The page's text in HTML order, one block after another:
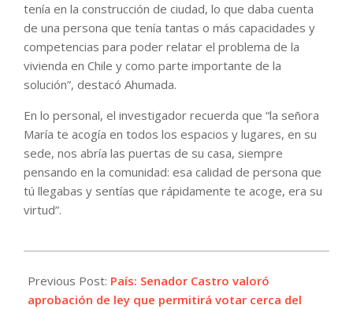
tenía en la construcción de ciudad, lo que daba cuenta
de una persona que tenía tantas o más capacidades y
competencias para poder relatar el problema de la
vivienda en Chile y como parte importante de la
solución”, destacó Ahumada.
En lo personal, el investigador recuerda que “la señora
María te acogía en todos los espacios y lugares, en su
sede, nos abría las puertas de su casa, siempre
pensando en la comunidad: esa calidad de persona que
tú llegabas y sentías que rápidamente te acoge, era su
virtud”.
08-
19
Previous Post: País: Senador Castro valoró
aprobación de ley que permitirá votar cerca del